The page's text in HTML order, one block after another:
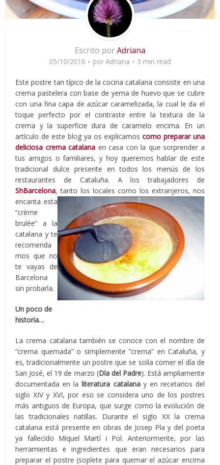
Escrito porAdriana
05/10/2016 por Adriana 3 min read
Este postre tan típico de la cocina catalana consiste en una
crema pastelera con base de yema de huevo que se cubre
con una fina capa de azúcar caramelizada, la cual le da el
toque perfecto por el contraste entre la textura de la
crema y la superficie dura de caramelo encima. En un
artículo de este blog ya os explicamos como preparar una
deliciosa crema catalana en casa con la que sorprender a
tus amigos o familiares, y hoy queremos hablar de este
tradicional dulce presente en todos los menús de los
restaurantes de Cataluña. A los trabajadores de
ShBarcelona, tanto los locales como los extranjeros, nos
encanta esta
“crème
brulée” a la
catalana y te
recomenda
mos que no
te vayas de
Barcelona
sin probarla.
Un poco de
historia…
La crema catalana también se conoce con el nombre de
“crema quemada” o simplemente “crema” en Cataluña, y
es, tradicionalmente un postre que se solía comer el día de
San José, el 19 de marzo (Día del Padre). Está ampliamente
documentada en la literatura catalanay en recetarios del
siglo XIV y XVI, por eso se considera uno de los postres
más antiguos de Europa, que surge como la evolución de
las tradicionales natillas. Durante el siglo XX la crema
catalana está presente en obras de Josep Pla y del poeta
ya fallecido Miquel Martí i Pol. Anteriormente, por las
herramientas e ingredientes que eran necesarios para
preparar el postre (soplete para quemar el azúcar encima